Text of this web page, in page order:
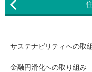
サステナビリティへの取
金融円滑化への取り組み